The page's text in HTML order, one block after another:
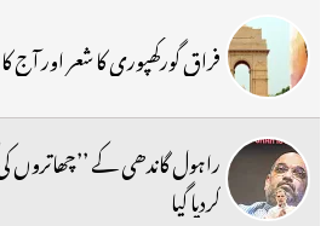
فراق گورکھپوری کا شعر اور آج
راہول گاندھی کے ’’چھاتروں
کردیا گیا